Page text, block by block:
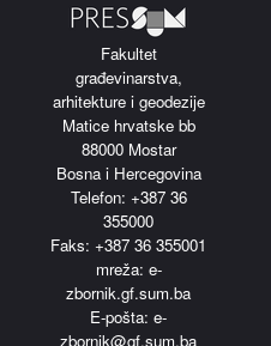
Fakultet
građevinarstva,
arhitekture i geodezije
Matice hrvatske bb
88000 Mostar
Bosna i Hercegovina
Telefon: +387 36
355000
Faks: +387 36 355001
mreža: e-
zbornik.gf.sum.ba
E-pošta: e-
zbornik@gf.sum.ba